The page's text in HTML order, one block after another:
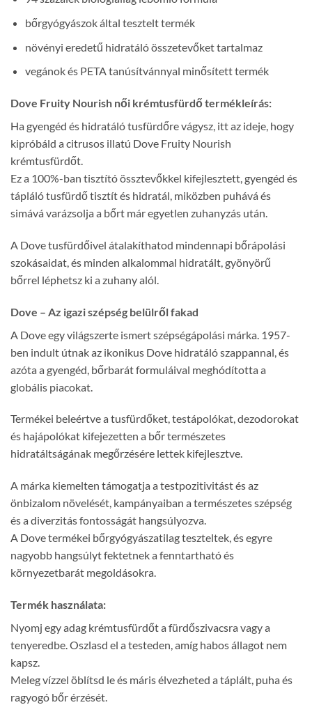
bőrgyógyászok által tesztelt termék
növényi eredetű hidratáló összetevőket tartalmaz
vegánok és PETA tanúsítvánnyal minősített termék
Dove Fruity Nourish női krémtusfürdő termékleírás:
Ha gyengéd és hidratáló tusfürdőre vágysz, itt az ideje, hogy
kipróbáld a citrusos illatú Dove Fruity Nourish
krémtusfürdőt.
Ez a 100%-ban tisztító össztevőkkel kifejlesztett, gyengéd és
tápláló tusfürdő tisztít és hidratál, miközben puhává és
simává varázsolja a bőrt már egyetlen zuhanyzás után.
A Dove tusfürdőivel átalakíthatod mindennapi bőrápolási
szokásaidat, és minden alkalommal hidratált, gyönyörű
bőrrel léphetsz ki a zuhany alól.
Dove – Az igazi szépség belülről fakad
A Dove egy világszerte ismert szépségápolási márka. 1957-
ben indult útnak az ikonikus Dove hidratáló szappannal, és
azóta a gyengéd, bőrbarát formuláival meghódította a
globális piacokat.
Termékei beleértve a tusfürdőket, testápolókat, dezodorokat
és hajápolókat kifejezetten a bőr természetes
hidratáltságának megőrzésére lettek kifejlesztve.
A márka kiemelten támogatja a testpozitivitást és az
önbizalom növelését, kampányaiban a természetes szépség
és a diverzitás fontosságát hangsúlyozva.
A Dove termékei bőrgyógyászatilag teszteltek, és egyre
nagyobb hangsúlyt fektetnek a fenntartható és
környezetbarát megoldásokra.
Termék használata:
Nyomj egy adag krémtusfürdőt a fürdőszivacsra vagy a
tenyeredbe. Oszlasd el a testeden, amíg habos állagot nem
kapsz.
Meleg vízzel öblítsd le és máris élvezheted a táplált, puha és
ragyogó bőr érzését.